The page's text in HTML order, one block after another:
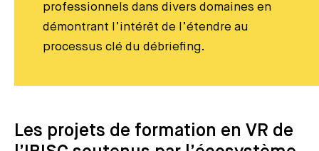
professionnels dans divers domaines en
démontrant l’intérêt de l’étendre au
processus clé du débriefing.
Les projets de formation en VR de